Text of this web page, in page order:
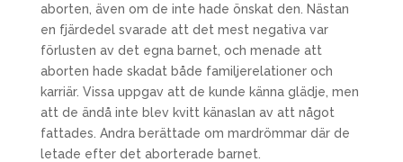
aborten, även om de inte hade önskat den. Nästan
en fjärdedel svarade att det mest negativa var
förlusten av det egna barnet, och menade att
aborten hade skadat både familjerelationer och
karriär. Vissa uppgav att de kunde känna glädje, men
att de ändå inte blev kvitt känaslan av att något
fattades. Andra berättade om mardrömmar där de
letade efter det aborterade barnet.